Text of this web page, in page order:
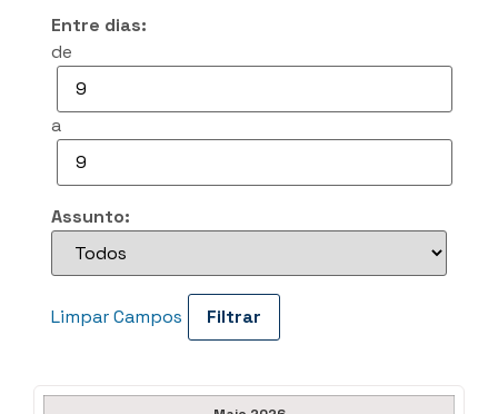
Entre dias:
de
a
Assunto:
Limpar Campos